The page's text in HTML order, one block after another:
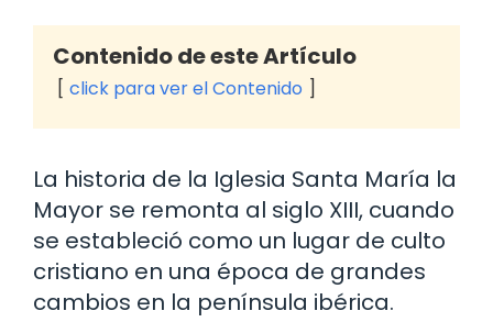
Contenido de este Artículo
click para ver el Contenido
La historia de la Iglesia Santa María la
Mayor se remonta al siglo XIII, cuando
se estableció como un lugar de culto
cristiano en una época de grandes
cambios en la península ibérica.